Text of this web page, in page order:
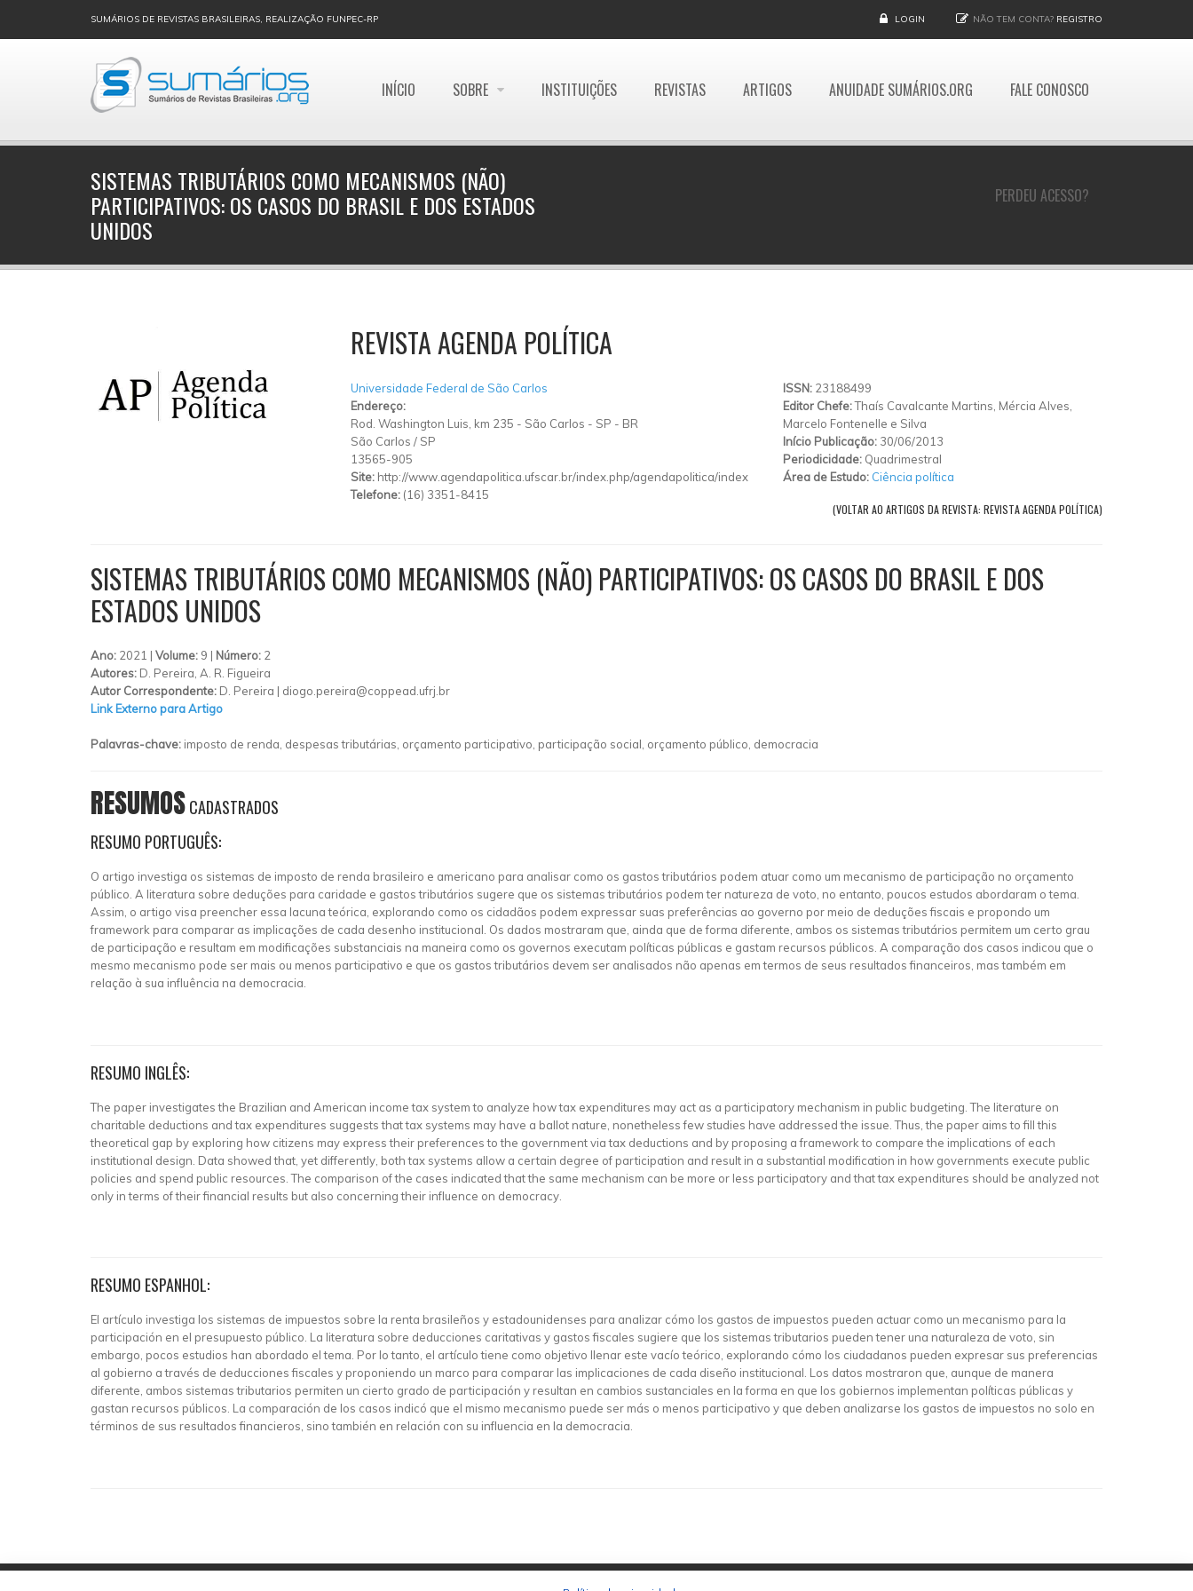
SUMÁRIOS DE REVISTAS BRASILEIRAS, REALIZAÇÃO FUNPEC-RP LOGIN NÃO TEM CONTA? REGISTRO
INÍCIO SOBRE INSTITUIÇÕES REVISTAS ARTIGOS ANUIDADE SUMÁRIOS.ORG FALE CONOSCO
PERDEU ACESSO?
SISTEMAS TRIBUTÁRIOS COMO MECANISMOS (NÃO)
PARTICIPATIVOS: OS CASOS DO BRASIL E DOS ESTADOS
UNIDOS
REVISTA AGENDA POLÍTICA
Universidade Federal de São Carlos
Endereço:
Rod. Washington Luis, km 235 - São Carlos - SP - BR
São Carlos / SP
13565-905
Site: http://www.agendapolitica.ufscar.br/index.php/agendapolitica/index
Telefone: (16) 3351-8415
ISSN: 23188499
Editor Chefe:Thaís Cavalcante Martins, Mércia Alves,
Marcelo Fontenelle e Silva
Início Publicação: 30/06/2013
Periodicidade: Quadrimestral
Área de Estudo: Ciência política
(VOLTAR AO ARTIGOS DA REVISTA: REVISTA AGENDA POLÍTICA)
SISTEMAS TRIBUTÁRIOS COMO MECANISMOS (NÃO) PARTICIPATIVOS: OS CASOS DO BRASIL E DOS
ESTADOS UNIDOS
Ano: 2021 | Volume: 9 | Número: 2
Autores: D. Pereira, A. R. Figueira
Autor Correspondente: D. Pereira | diogo.pereira@coppead.ufrj.br
Link Externo para Artigo
Palavras-chave: imposto de renda, despesas tributárias, orçamento participativo, participação social, orçamento público, democracia
RESUMOSCADASTRADOS
RESUMO PORTUGUÊS:
O artigo investiga os sistemas de imposto de renda brasileiro e americano para analisar como os gastos tributários podem atuar como um mecanismo de participação no orçamento
público. A literatura sobre deduções para caridade e gastos tributários sugere que os sistemas tributários podem ter natureza de voto, no entanto, poucos estudos abordaram o tema.
Assim, o artigo visa preencher essa lacuna teórica, explorando como os cidadãos podem expressar suas preferências ao governo por meio de deduções fiscais e propondo um
framework para comparar as implicações de cada desenho institucional. Os dados mostraram que, ainda que de forma diferente, ambos os sistemas tributários permitem um certo grau
de participação e resultam em modificações substanciais na maneira como os governos executam políticas públicas e gastam recursos públicos. A comparação dos casos indicou que o
mesmo mecanismo pode ser mais ou menos participativo e que os gastos tributários devem ser analisados não apenas em termos de seus resultados financeiros, mas também em
relação à sua influência na democracia.
RESUMO INGLÊS:
The paper investigates the Brazilian and American income tax system to analyze how tax expenditures may act as a participatory mechanism in public budgeting. The literature on
charitable deductions and tax expenditures suggests that tax systems may have a ballot nature, nonetheless few studies have addressed the issue. Thus, the paper aims to fill this
theoretical gap by exploring how citizens may express their preferences to the government via tax deductions and by proposing a framework to compare the implications of each
institutional design. Data showed that, yet differently, both tax systems allow a certain degree of participation and result in a substantial modification in how governments execute public
policies and spend public resources. The comparison of the cases indicated that the same mechanism can be more or less participatory and that tax expenditures should be analyzed not
only in terms of their financial results but also concerning their influence on democracy.
RESUMO ESPANHOL:
El artículo investiga los sistemas de impuestos sobre la renta brasileños y estadounidenses para analizar cómo los gastos de impuestos pueden actuar como un mecanismo para la
participación en el presupuesto público. La literatura sobre deducciones caritativas y gastos fiscales sugiere que los sistemas tributarios pueden tener una naturaleza de voto, sin
embargo, pocos estudios han abordado el tema. Por lo tanto, el artículo tiene como objetivo llenar este vacío teórico, explorando cómo los ciudadanos pueden expresar sus preferencias
al gobierno a través de deducciones fiscales y proponiendo un marco para comparar las implicaciones de cada diseño institucional. Los datos mostraron que, aunque de manera
diferente, ambos sistemas tributarios permiten un cierto grado de participación y resultan en cambios sustanciales en la forma en que los gobiernos implementan políticas públicas y
gastan recursos públicos. La comparación de los casos indicó que el mismo mecanismo puede ser más o menos participativo y que deben analizarse los gastos de impuestos no solo en
términos de sus resultados financieros, sino también en relación con su influencia en la democracia.